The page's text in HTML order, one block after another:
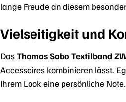
lange Freude an diesem
Vielseitigkeit und
DasThomas Sabo Textilband
Accessoires kombinieren lässt.
Ihrem Look eine persönliche